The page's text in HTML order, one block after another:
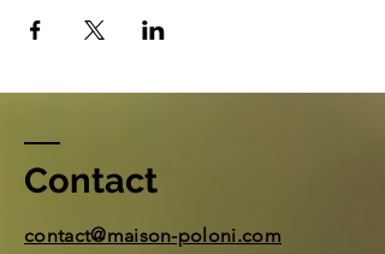
Contact
contact@maison-poloni.com